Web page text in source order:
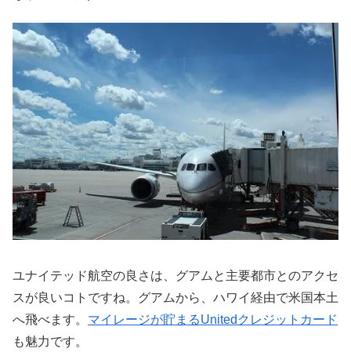
ユナイテッド航空の良さは、グアムと主要都市とのアクセ
スが良いコトですね。グアムから、ハワイ経由で米国本土
へ飛べます。 マイレージが貯まるUnitedクレジットカード
も魅力です。